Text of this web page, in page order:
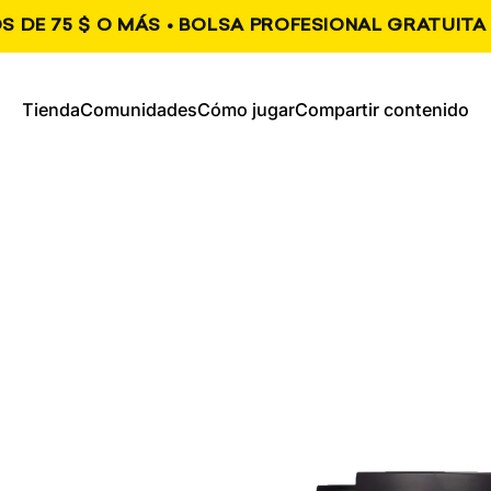
DE 75 $ O MÁS • BOLSA PROFESIONAL
TiendaComunidadesCómo jugarCompartir contenido